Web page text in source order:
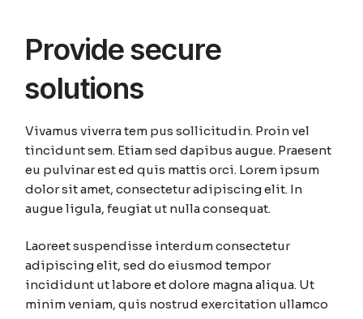
Provide secure
solutions
Vivamus viverra tem pus sollicitudin. Proin vel
tincidunt sem. Etiam sed dapibus augue. Praesent
eu pulvinar est ed quis mattis orci. Lorem ipsum
dolor sit amet, consectetur adipiscing elit. In
augue ligula, feugiat ut nulla consequat.
Laoreet suspendisse interdum consectetur
adipiscing elit, sed do eiusmod tempor
incididunt ut labore et dolore magna aliqua. Ut
minim veniam, quis nostrud exercitation ullamco